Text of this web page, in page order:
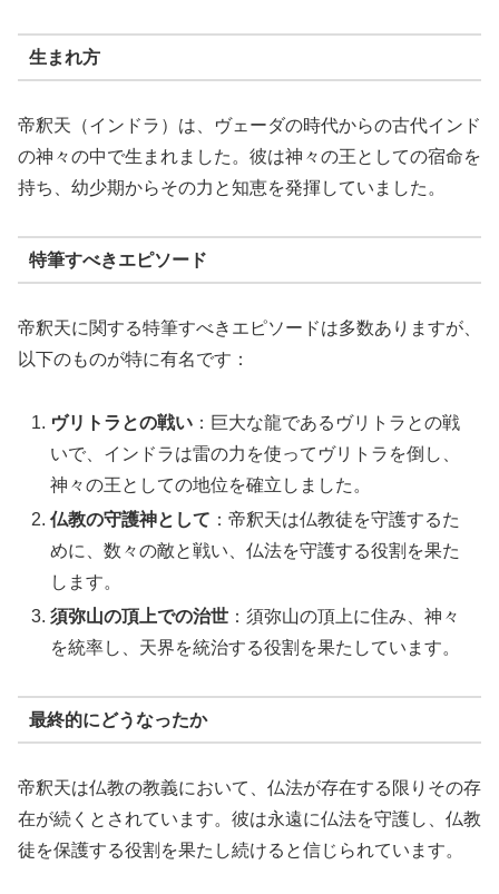
生まれ方
帝釈天（インドラ）は、ヴェーダの時代からの古代インド
の神々の中で生まれました。彼は神々の王としての宿命を
持ち、幼少期からその力と知恵を発揮していました。
特筆すべきエピソード
帝釈天に関する特筆すべきエピソードは多数ありますが、
以下のものが特に有名です：
ヴリトラとの戦い ：巨大な龍であるヴリトラとの戦
いで、インドラは雷の力を使ってヴリトラを倒し、
神々の王としての地位を確立しました。
仏教の守護神として ：帝釈天は仏教徒を守護するた
めに、数々の敵と戦い、仏法を守護する役割を果た
します。
須弥山の頂上での治世 ：須弥山の頂上に住み、神々
を統率し、天界を統治する役割を果たしています。
最終的にどうなったか
帝釈天は仏教の教義において、仏法が存在する限りその存
在が続くとされています。彼は永遠に仏法を守護し、仏教
徒を保護する役割を果たし続けると信じられています。